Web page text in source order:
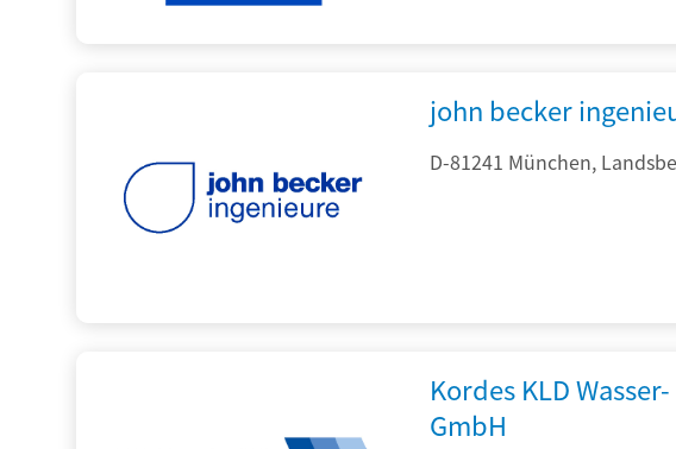
john becker
D-81241 München,
Kordes KLD
GmbH